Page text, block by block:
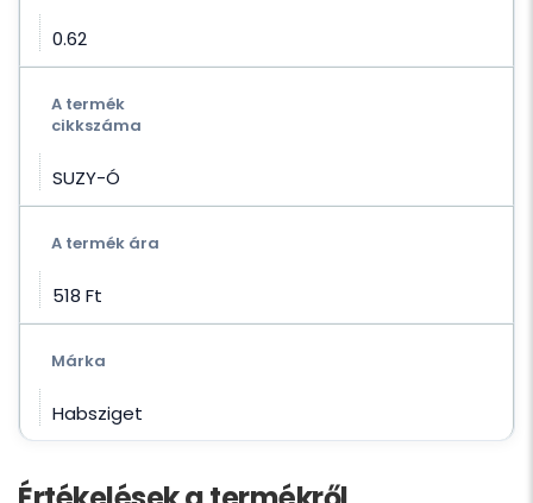
0.62
A termék
cikkszáma
SUZY-Ó
A termék ára
518 Ft‎
Márka
Habsziget